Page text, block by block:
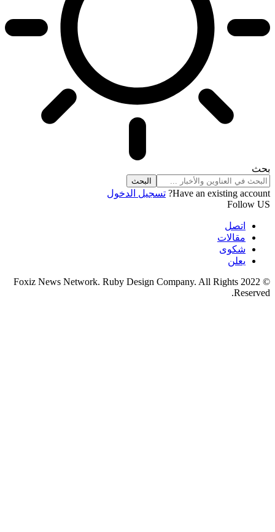
بحث
Have an existing account?
تسجيل الدخول
Follow US
اتصل
مقالات
شكوى
يعلن
© 2022 Foxiz News Network. Ruby Design Company. All Rights
Reserved.